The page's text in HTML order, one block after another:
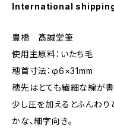
International
豊橋 髙誠堂筆
使用主原料：いたち毛
穂首寸法：φ6×31mm
穂先はとても繊細な線が書
少し圧を加えるとふんわり
かな、細字向き。